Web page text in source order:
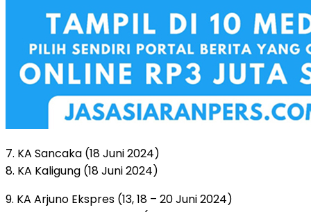
7. KA Sancaka (18 Juni 2024)
8. KA Kaligung (18 Juni 2024)
9. KA Arjuno Ekspres (13, 18 – 20 Juni 2024)